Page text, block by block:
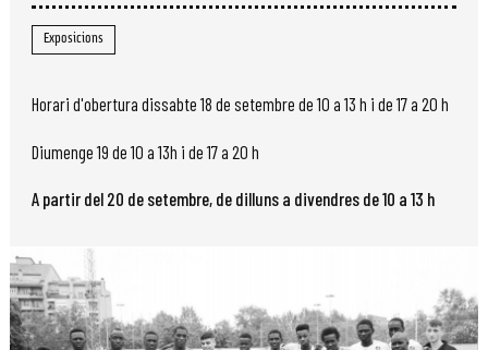
Exposicions
Horari d'obertura dissabte 18 de setembre de 10 a 13 h i de 17 a 20 h
Diumenge 19 de 10 a 13h i de 17 a 20 h
A partir del 20 de setembre, de dilluns a divendres de 10 a 13 h